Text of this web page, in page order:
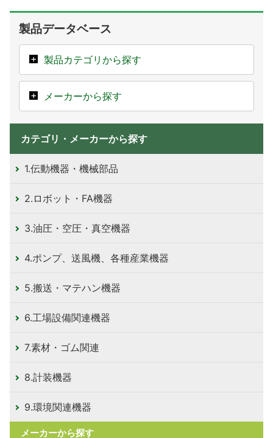
製品データベース
製品カテゴリから探す
メーカーから探す
カテゴリ・メーカーから探す
1.伝動機器・機械部品
2.ロボット・FA機器
3.油圧・空圧・真空機器
4.ポンプ、送風機、各種産業機器
5.搬送・マテハン機器
6.工場設備関連機器
7.素材・ゴム関連
8.計装機器
9.環境関連機器
メーカーから探す